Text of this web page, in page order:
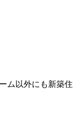
ム以外にも新築住